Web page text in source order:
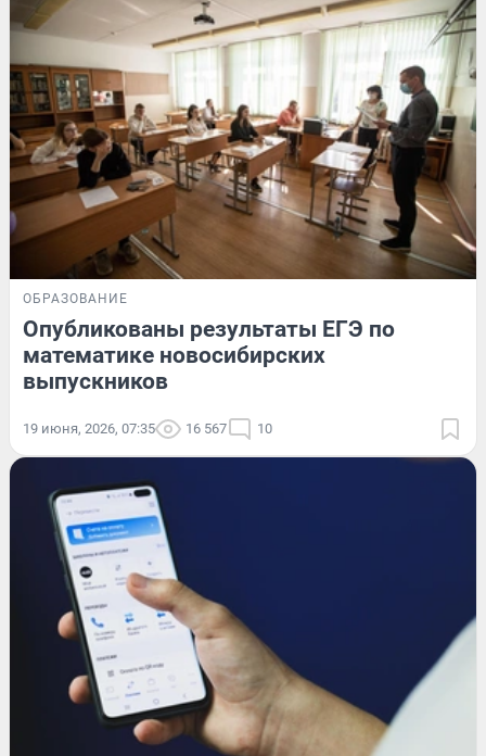
ОБРАЗОВАНИЕ
Опубликованы результаты ЕГЭ по
математике новосибирских
выпускников
19 июня, 2026, 07:35 16 567 10